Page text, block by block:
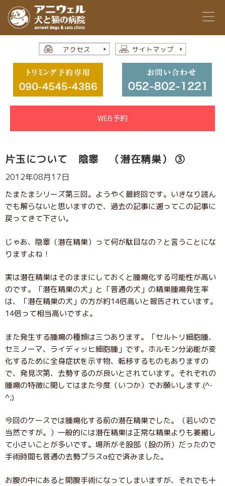
WEB予約
片玉について 陰睾 （潜在精巣） ③
2012年08月17日
たまたまシリーズ第三回。ようやく最終回です。いきなり読ん
でも解らないと思いますので、過去の記事に遡ってこの記事に
戻ってきて下さい。
じゃあ、陰睾（潜在精巣）って何が駄目なの？と言うことにな
りますよね！
実は潜在精巣はそのままにしておくと腫瘍化する可能性が高い
のです。「潜在精巣の犬」と「普通の犬」の精巣腫瘍発生率
は、「潜在精巣の犬」の方が約14倍高いと報告されています。
14倍って相当高いですよ。
また発生する腫瘍の種類は三つあります。「セルトリ細胞腫、
セミノーマ、ライディッヒ細胞腫」です。ホルモン分泌能が変
化するために全身症状を示す物、転移するものもありますの
で、発見次第、去勢するのが良いとされています。それぞれの
腫瘍の特徴に関してはまた今度（いつか）でお願いします.(^-
^;)
今回のケースでは腫瘍化する前の潜在精巣でした。（若いので
当然ですが。）一般的には潜在精巣は正常な精巣よりも萎縮し
て小さいことが多いです。場所がそ股部（股の所）だったので
手術時間も普通の去勢プラスα位で済みました。
お腹の中にあると開腹手術になってしまいますが、それでも十